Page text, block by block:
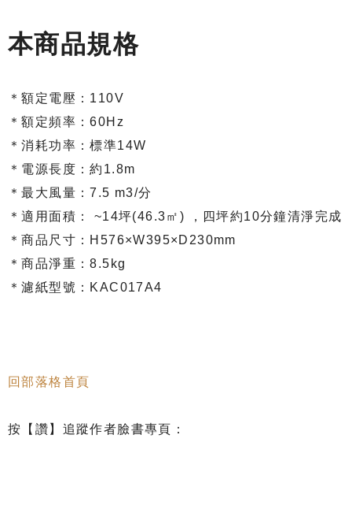
本商品規格
＊額定電壓：110V
＊額定頻率：60Hz
＊消耗功率：標準14W
＊電源長度：約1.8m
＊最大風量：7.5 m3/分
＊適用面積： ~14坪(46.3㎡) ，四坪約10分鐘清淨完成
＊商品尺寸：H576×W395×D230mm
＊商品淨重：8.5kg
＊濾紙型號：KAC017A4
回部落格首頁
按【讚】追蹤作者臉書專頁：